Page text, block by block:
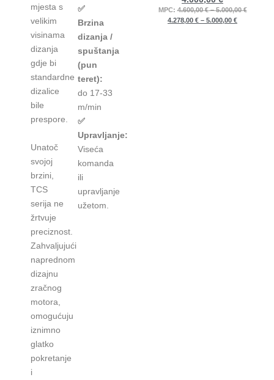
mjesta s
velikim
visinama
dizanja
gdje bi
standardne
dizalice
bile
prespore.
Unatoč
svojoj
brzini,
TCS
serija ne
žrtvuje
preciznost.
Zahvaljujući
naprednom
dizajnu
zračnog
motora,
omogućuju
iznimno
glatko
pokretanje
i
✅
Brzina
dizanja /
spuštanja
(pun
teret):
do 17-33
m/min
✅
Upravljanje:
Viseća
komanda
ili
upravljanje
užetom.
MPC:4.600,00€–5.000,00€
4.278,00 € – 5.000,00 €